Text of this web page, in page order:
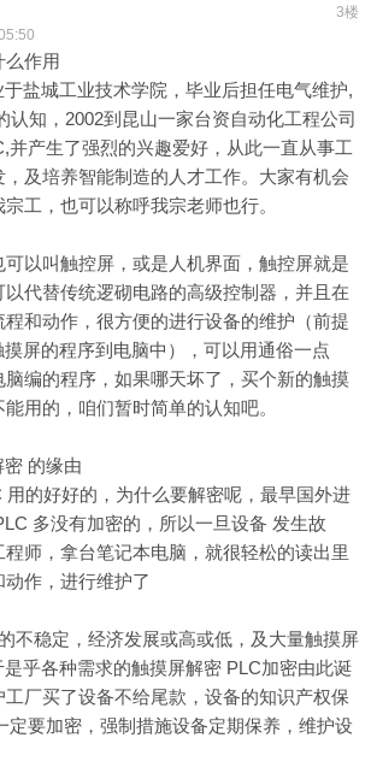
3楼
作用
盐城工业技术学院，毕业后担任电气维护,
认知，2002到昆山一家台资自动化工程公司
并产生了强烈的兴趣爱好，从此一直从事工
及培养智能制造的人才工作。大家有机会
工，也可以称呼我宗老师也行。
以叫触控屏，或是人机界面，触控屏就是
代替传统逻砌电路的高级控制器，并且在
和动作，很方便的进行设备的维护（前提
屏的程序到电脑中），可以用通俗一点
编的程序，如果哪天坏了，买个新的触摸
用的，咱们暂时简单的认知吧。
的缘由
的好好的，为什么要解密呢，最早国外进
多没有加密的，所以一旦设备 发生故
师，拿台笔记本电脑，就很轻松的读出里
作，进行维护了
不稳定，经济发展或高或低，及大量触摸屏
乎各种需求的触摸屏解密 PLC加密由此诞
厂买了设备不给尾款，设备的知识产权保
定要加密，强制措施设备定期保养，维护设